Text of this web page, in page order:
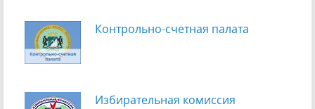
Контрольно-счетная палата
Избирательная комиссия